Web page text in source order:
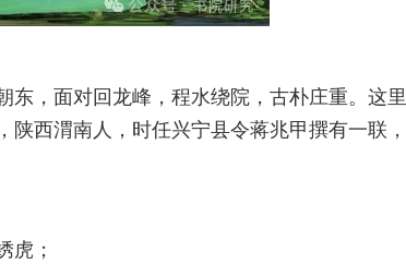
东，面对回龙峰，程水绕院，古朴庄重。这里
西渭南人，时任兴宁县令蒋兆甲撰有一联，
虎；